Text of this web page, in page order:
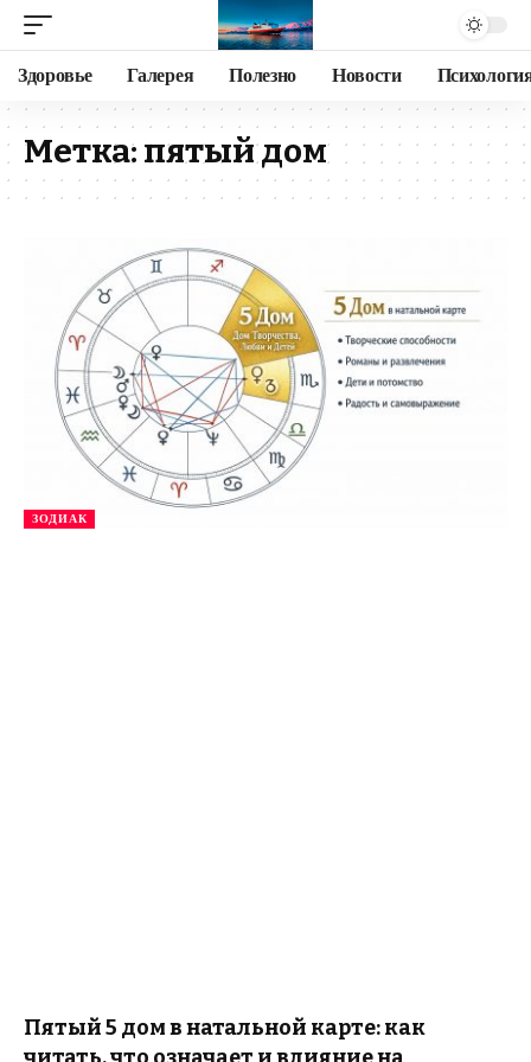
Здоровье Галерея Полезно Новости
Метка: пятый дом
ЗОДИАК
Пятый 5 дом в натальной карте: как